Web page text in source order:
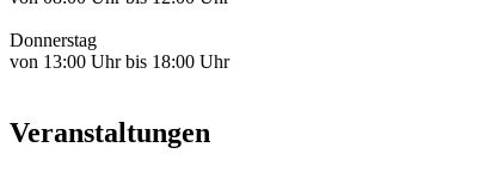
Donnerstag
von 13:00 Uhr bis 18:00 Uhr
Veranstaltungen